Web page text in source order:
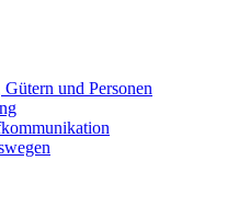
und Personen